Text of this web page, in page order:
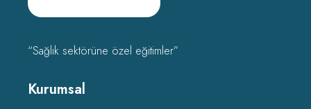
“Sağlık sektörüne özel eğitimler”
Kurumsal